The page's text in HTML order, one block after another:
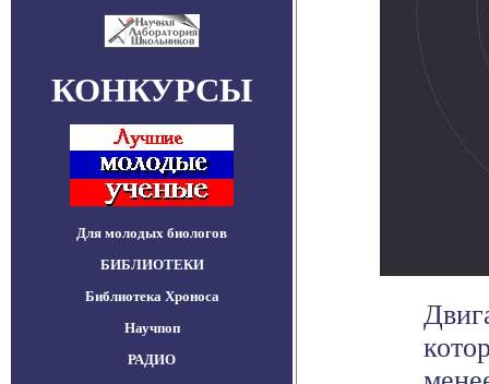
КОНКУРСЫ
Для молодых биологов
БИБЛИОТЕКИ
Библиотека Хроноса
Научпоп
РАДИО